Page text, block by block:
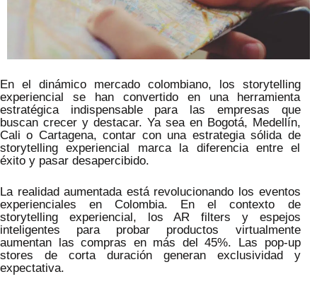
En el dinámico mercado colombiano, los storytelling
experiencial se han convertido en una herramienta
estratégica indispensable para las empresas que
buscan crecer y destacar. Ya sea en Bogotá, Medellín,
Cali o Cartagena, contar con una estrategia sólida de
storytelling experiencial marca la diferencia entre el
éxito y pasar desapercibido.
La realidad aumentada está revolucionando los eventos
experienciales en Colombia. En el contexto de
storytelling experiencial, los AR filters y espejos
inteligentes para probar productos virtualmente
aumentan las compras en más del 45%. Las pop-up
stores de corta duración generan exclusividad y
expectativa.